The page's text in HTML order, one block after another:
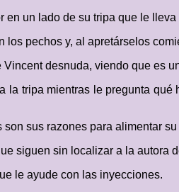
en un lado de su tripa que le
los pechos y, al apretárselos
Vincent desnuda, viendo que es
la tripa mientras le pregunta
son sus razones para alimentar
siguen sin localizar a la autora
le ayude con las inyecciones.